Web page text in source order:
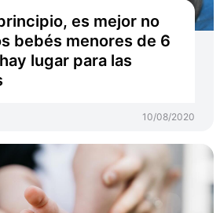
es mejor no
bebés menores de 6
lugar para las
10/08/2020